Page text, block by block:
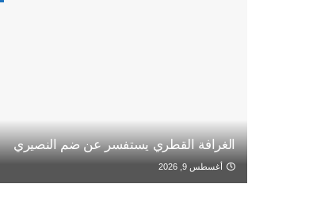
الغرافة القطري يستفسر عن ضم النصيري
أغسطس 9, 2026